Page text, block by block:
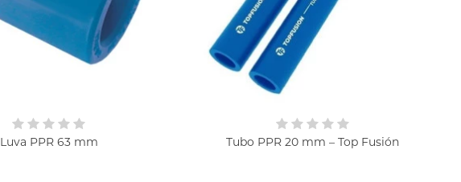
Luva PPR 63 mm Tubo PPR 20 mm – Top Fusión